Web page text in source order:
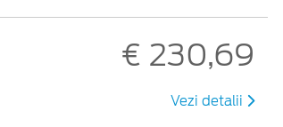
€ 230,69
Vezi detalii